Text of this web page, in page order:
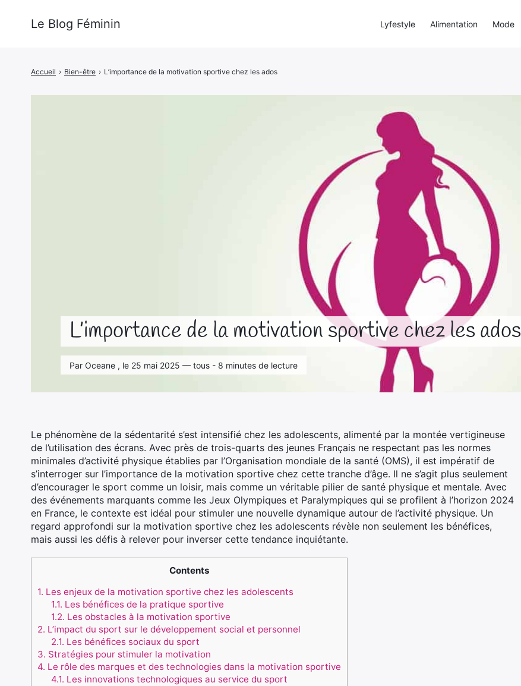
L’importance de la motivation sportive chez les ados
Par Oceane , le 25 mai 2025 — tous - 8 minutes de lecture
Accueil › Bien-être › L’importance de la motivation sportive chez les ados
Le phénomène de la sédentarité s’est intensifié chez les adolescents, alimenté par la montée vertigineuse
de l’utilisation des écrans. Avec près de trois-quarts des jeunes Français ne respectant pas les normes
minimales d’activité physique établies par l’Organisation mondiale de la santé (OMS), il est impératif de
s’interroger sur l’importance de la motivation sportive chez cette tranche d’âge. Il ne s’agit plus seulement
d’encourager le sport comme un loisir, mais comme un véritable pilier de santé physique et mentale. Avec
des événements marquants comme les Jeux Olympiques et Paralympiques qui se profilent à l’horizon 2024
en France, le contexte est idéal pour stimuler une nouvelle dynamique autour de l’activité physique. Un
regard approfondi sur la motivation sportive chez les adolescents révèle non seulement les bénéfices,
mais aussi les défis à relever pour inverser cette tendance inquiétante.
Contents
1. Les enjeux de la motivation sportive chez les adolescents
1.1. Les bénéfices de la pratique sportive
1.2. Les obstacles à la motivation sportive
2. L’impact du sport sur le développement social et personnel
2.1. Les bénéfices sociaux du sport
3. Stratégies pour stimuler la motivation
4. Le rôle des marques et des technologies dans la motivation sportive
4.1. Les innovations technologiques au service du sport
Le Blog Féminin Lyfestyle Alimentation Mode